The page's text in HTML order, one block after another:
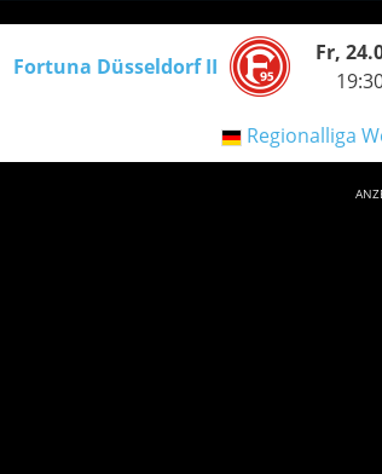
Fortuna Düsseldorf II
Fr,
Regionalliga